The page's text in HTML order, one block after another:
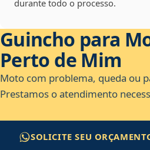
durante todo o processo.
Guincho para
Perto de Mim
Moto com problema, queda ou
Prestamos o atendimento
SOLICITE SEU